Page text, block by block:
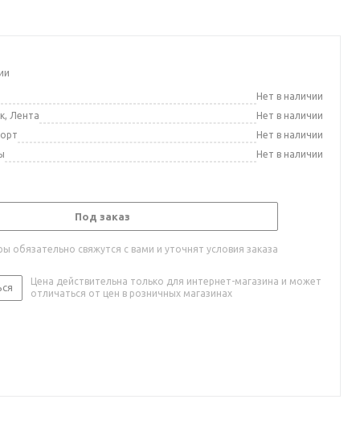
Нет в наличии
Лента
Нет в наличии
Нет в наличии
Нет в наличии
Под заказ
обязательно свяжутся с вами и уточнят условия заказа
Цена действительна только для интернет-магазина и может
отличаться от цен в розничных магазинах